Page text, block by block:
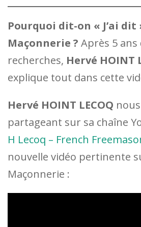
Pourquoi dit-on « J’ai dit
Maçonnerie ? Après 5 ans
recherches, Hervé HOINT
explique tout dans cette
Hervé HOINT LECOQ
partageant sur sa chaîne
H Lecoq – French
nouvelle vidéo pertinente
Maçonnerie :